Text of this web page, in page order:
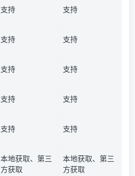
支持 支持
支持 支持
支持 支持
支持 支持
支持 支持
本地获取、第三
方获取
本地获取、第三
方获取